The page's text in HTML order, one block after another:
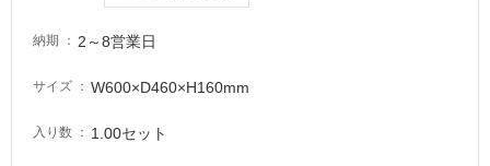
納期 2～8営業日
サイズ W600×D460×H160mm
入り数 1.00セット